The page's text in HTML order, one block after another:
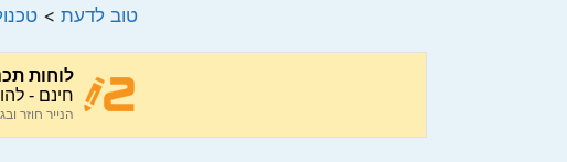
טוב לדעת >